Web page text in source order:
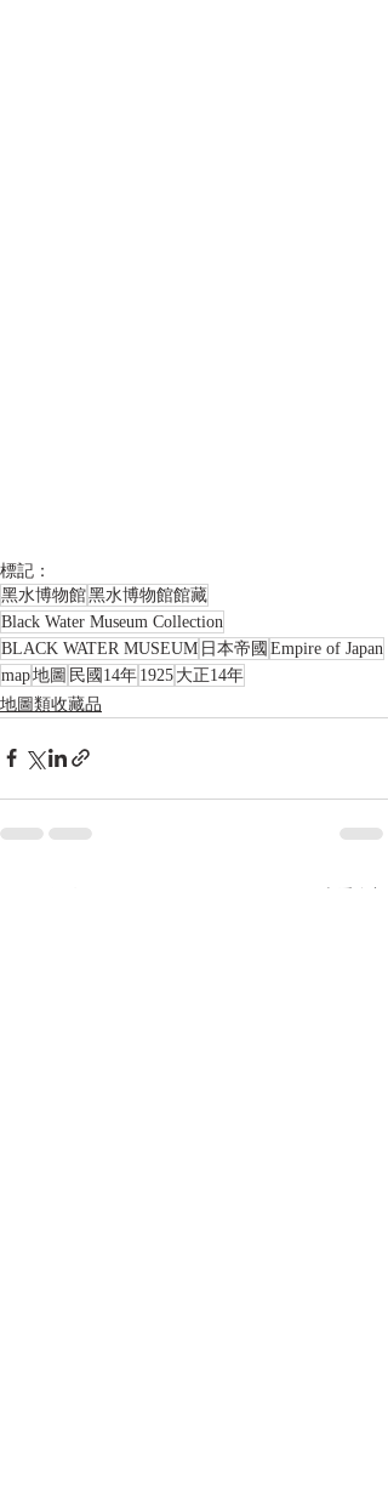
標記：
黑水博物館黑水博物館館藏
Black Water Museum Collection
BLACK WATER MUSEUM 日本帝國 Empire of Japan
map地圖 民國14年 1925 大正14年
地圖類收藏品